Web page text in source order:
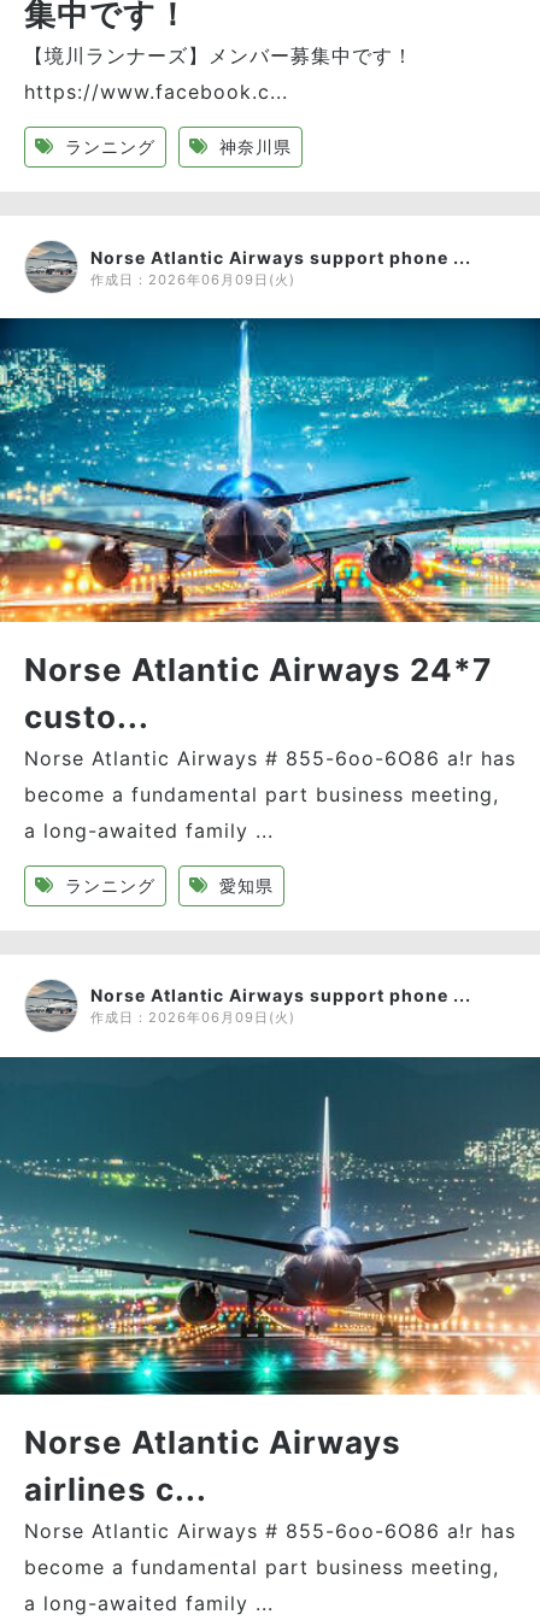
集中です！
【境川ランナーズ】メンバー募集中です！
https://www.facebook.c...
ランニング 神奈川県
Norse Atlantic Airways support phone ...
作成日： 2026年06月09日(火)
Norse Atlantic Airways 24*7
custo...
Norse Atlantic Airways # 855-6oo-6O86 a!r has
become a fundamental part business meeting,
a long-awaited family ...
ランニング 愛知県
Norse Atlantic Airways support phone ...
作成日： 2026年06月09日(火)
Norse Atlantic Airways
airlines c...
Norse Atlantic Airways # 855-6oo-6O86 a!r has
become a fundamental part business meeting,
a long-awaited family ...